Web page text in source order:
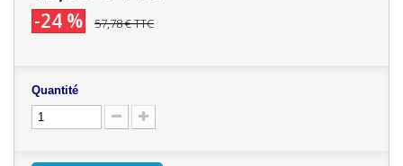
-24 % 57,78 €TTC
Quantité